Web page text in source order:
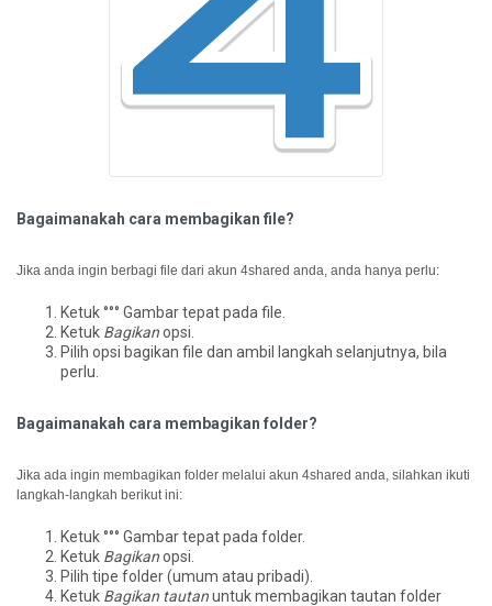
Bagaimanakah cara membagikan file?
Jika anda ingin berbagi file dari akun 4shared anda, anda hanya perlu:
Ketuk °°° Gambar tepat pada file.
Ketuk Bagikanopsi.
Pilih opsi bagikan file dan ambil langkah selanjutnya, bila
perlu.
Bagaimanakah cara membagikan folder?
Jika ada ingin membagikan folder melalui akun 4shared anda, silahkan ikuti
langkah-langkah berikut ini:
Ketuk °°° Gambar tepat pada folder.
Ketuk Bagikanopsi.
Pilih tipe folder (umum atau pribadi).
Ketuk Bagikan tautanuntuk membagikan tautan folder